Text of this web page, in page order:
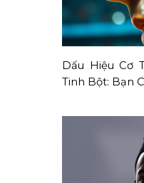
Dấu Hiệu Cơ
Tinh Bột: Bạn